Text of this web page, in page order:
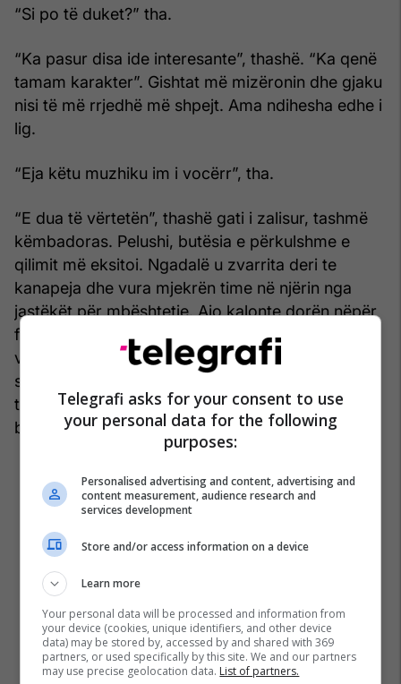
“Si po të duket?” tha.
“Ka pasur disa ide interesante”, thashë. “Ka qenë
tamam karakter”. Gishtat më mizëronin dhe gjaku
nisi të më rrjedhë më shpejt. Ama ndihesha edhe i
lig.
“Eja këtu muzhiku im i vocërr”, tha.
“E dua të vërtetën”, thashë gati i zalisur, tashmë
këmbadoras. Pelushi, butësia e përkulshme e
qilimit më eksitoi. Ngadalë u zvarrita deri te
kanapeja dhe vura mjekrën time në njërin nga
jastëkët për mbështetje. Ajo kalonte dorën nëpër
flokët e mia. Ende buzëqeshte. Kokrrat e kripës
vezullonin në buzët e saj të plota. Por derisa e
shikoja, sytë e saj u mbushën me shikim të
trishtimit të pashprehshëm, sado që vazhdoi të
buzëqeshte dhe të m’i përkëdhelte flokët.
Telegrafi asks for your consent to use
your personal data for the following
purposes:
Personalised advertising and content, advertising and
content measurement, audience research and
services development
Store and/or access information on a device
Learn more
Your personal data will be processed and information from
your device (cookies, unique identifiers, and other device
data) may be stored by, accessed by and shared with 369
partners, or used specifically by this site. We and our partners
may use precise geolocation data. List of partners.